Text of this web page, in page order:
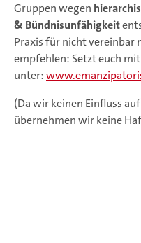
Gruppen wegen
& Bündnisunfähigkeit
Praxis für nicht vereinbar
empfehlen: Setzt euch
unter:
(Da wir keinen Einfluss
übernehmen wir keine